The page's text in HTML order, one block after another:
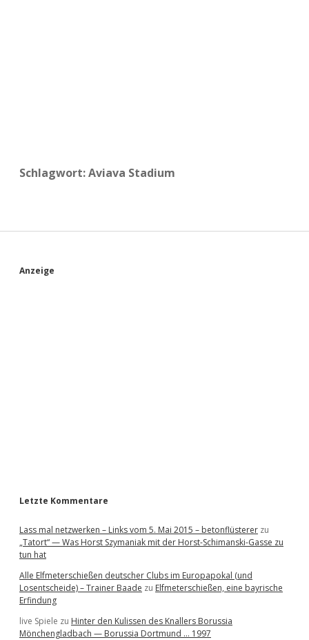
Schlagwort:Aviava Stadium
S
Anzeige
Letzte Kommentare
Lass mal netzwerken – Links vom 5. Mai 2015 – betonflüsterer zu
„Tatort“ — Was Horst Szymaniak mit der Horst-Schimanski-Gasse zu
tun hat
Alle Elfmeterschießen deutscher Clubs im Europapokal (und
Losentscheide) – Trainer Baade zu Elfmeterschießen, eine bayrische
Erfindung
live Spiele zu Hinter den Kulissen des Knallers Borussia
Mönchengladbach — Borussia Dortmund … 1997